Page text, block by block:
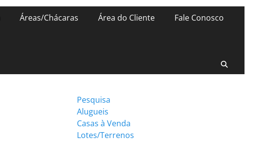
Áreas/Chácaras Área do Cliente Fale Conosco
Pesquisa
Alugueis
Casas à Venda
Lotes/Terrenos